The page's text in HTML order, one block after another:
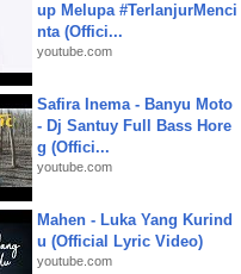
up Melupa #TerlanjurMenci
nta (Offici...
youtube.com
Safira Inema - Banyu Moto
- Dj Santuy Full Bass Hore
g (Offici...
youtube.com
Mahen - Luka Yang Kurind
u (Official Lyric Video)
youtube.com